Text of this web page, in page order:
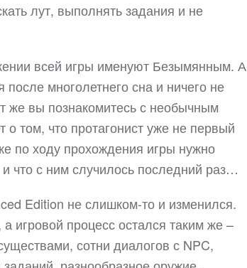
лут, выполнять задания и не
всей игры именуют Безымянным. А
многолетнего сна и ничего не
же вы познакомитесь с необычным
том, что протагонист уже не первый
по ходу прохождения игры нужно
что с ним случилось последний раз…
Edition не слишком-то и изменился.
игровой процесс остался таким же –
сотни диалогов с NPC,